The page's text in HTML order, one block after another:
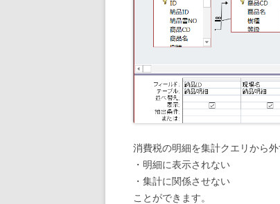
消費税の明細を集計クエリから
・明細に表示されない
・集計に関係させない
ことができます。